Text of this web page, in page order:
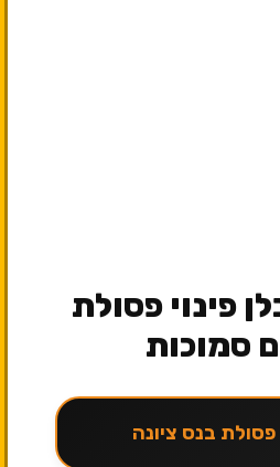
פינוי פסולת
סמוכות
פסולת בנס ציונה